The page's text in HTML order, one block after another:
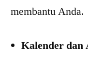
membantu Anda.
Kalender dan